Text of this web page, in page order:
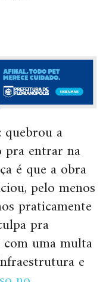
quebrou a
entrar na
é que a obra
pelo menos
praticamente
pra
uma multa
e